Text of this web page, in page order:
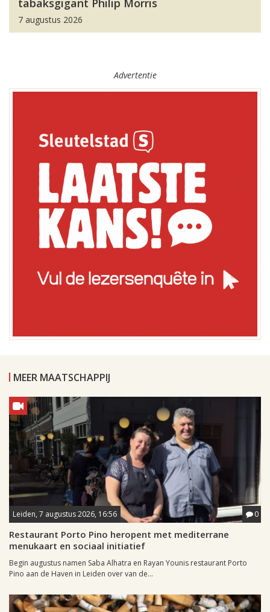
tabaksgigant Philip Morris
7 augustus 2026
Advertentie
MEER MAATSCHAPPIJ
Leiden, 7 augustus 2026, 16:56 0
Restaurant Porto Pino heropent met mediterrane
menukaart en sociaal initiatief
Begin augustus namen Saba Alhatra en Rayan Younis restaurant Porto
Pino aan de Haven in Leiden over van de...